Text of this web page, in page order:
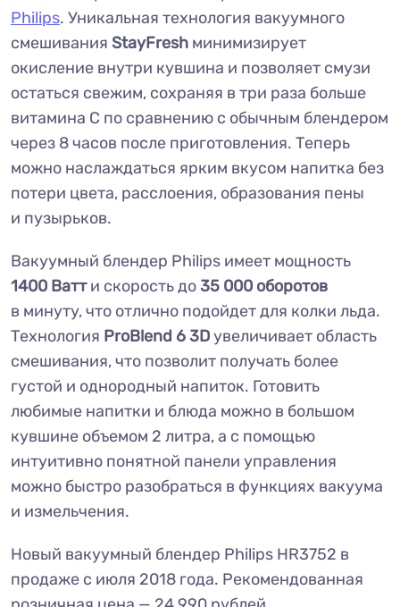
Philips. Уникальная технология вакуумного
смешивания StayFresh минимизирует
окисление внутри кувшина и позволяет смузи
остаться свежим, сохраняя в три раза больше
витамина С по сравнению с обычным блендером
через 8 часов после приготовления. Теперь
можно наслаждаться ярким вкусом напитка без
потери цвета, расслоения, образования пены
и пузырьков.
Вакуумный блендер Philips имеет мощность
1400 Ватти скорость до 35 000 оборотов
в минуту, что отлично подойдет для колки льда.
Технология ProBlend 6 3Dувеличивает область
смешивания, что позволит получать более
густой и однородный напиток. Готовить
любимые напитки и блюда можно в большом
кувшине объемом 2 литра, а с помощью
интуитивно понятной панели управления
можно быстро разобраться в функциях вакуума
и измельчения.
Новый вакуумный блендер Philips HR3752 в
продаже с июля 2018 года. Рекомендованная